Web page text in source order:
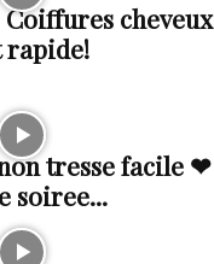
Coiffures cheveux
rapide!
tresse facile ❤
soiree...